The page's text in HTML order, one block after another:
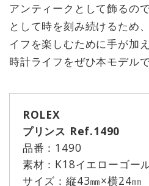
アンティークとして飾るの
として時を刻み続けるため
イフを楽しむために手が加
時計ライフをぜひ本モデル
ROLEX
プリンス Ref.1490
品番：1490
素材：K18イエローゴー
サイズ：縦43㎜×横24㎜